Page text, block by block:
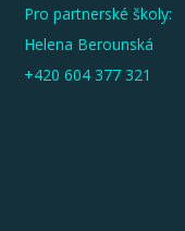
Pro partnerské školy:
Helena Berounská
+420 604 377 321